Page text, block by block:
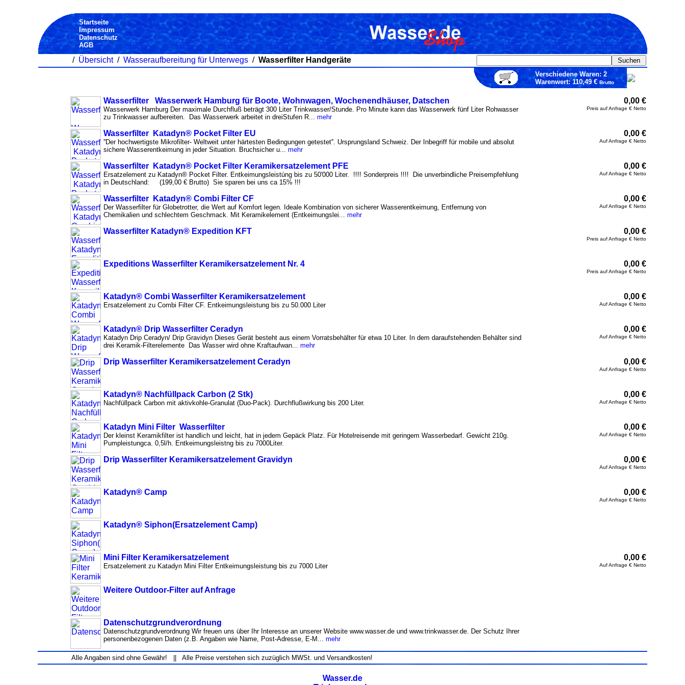
Startseite
Impressum
Datenschutz
AGB
/ Übersicht/ Wasseraufbereitung für Unterwegs/ Wasserfilter Handgeräte
Verschiedene Waren: 2
Warenwert: 110,49 €Brutto
Wasserfilter Wasserwerk Hamburg für Boote, Wohnwagen, Wochenendhäuser, Datschen
Wasserwerk Hamburg Der maximale Durchfluß beträgt 300 Liter Trinkwasser/Stunde. Pro Minute kann das Wasserwerk fünf Liter Rohwasser
zu Trinkwasser aufbereiten. Das Wasserwerk arbeitet in dreiStufen R... mehr
0,00 €
Preis auf Anfrage € Netto
Wasserfilter Katadyn® Pocket Filter EU
''Der hochwertigste Mikrofilter- Weltweit unter härtesten Bedingungen getestet''. Ursprungsland Schweiz. Der Inbegriff für mobile und absolut
sichere Wasserentkeimung in jeder Situation. Bruchsicher u... mehr
0,00 €
Auf Anfrage € Netto
Wasserfilter Katadyn® Pocket Filter Keramikersatzelement PFE
Ersatzelement zu Katadyn® Pocket Filter. Entkeimungsleistúng bis zu 50'000 Liter. !!!! Sonderpreis !!!! Die unverbindliche Preisempfehlung
in Deutschland: (199,00 € Brutto) Sie sparen bei uns ca 15% !!!
0,00 €
Auf Anfrage € Netto
Wasserfilter Katadyn® Combi Filter CF
Der Wasserfilter für Globetrotter, die Wert auf Komfort legen. Ideale Kombination von sicherer Wasserentkeimung, Entfernung von
Chemikalien und schlechtem Geschmack. Mit Keramikelement (Entkeimungslei... mehr
0,00 €
Auf Anfrage € Netto
Wasserfilter Katadyn® Expedition KFT 0,00 €
Preis auf Anfrage € Netto
Expeditions Wasserfilter Keramikersatzelement Nr. 4 0,00 €
Preis auf Anfrage € Netto
Katadyn® Combi Wasserfilter Keramikersatzelement
Ersatzelement zu Combi Filter CF. Entkeimungsleistung bis zu 50.000 Liter
0,00 €
Auf Anfrage € Netto
Katadyn® Drip Wasserfilter Ceradyn
Katadyn Drip Ceradyn/ Drip Gravidyn Dieses Gerät besteht aus einem Vorratsbehälter für etwa 10 Liter. In dem daraufstehenden Behälter sind
drei Keramik-Filterelemente Das Wasser wird ohne Kraftaufwan... mehr
0,00 €
Auf Anfrage € Netto
Drip Wasserfilter Keramikersatzelement Ceradyn 0,00 €
Auf Anfrage € Netto
Katadyn® Nachfüllpack Carbon (2 Stk)
Nachfüllpack Carbon mit aktivkohle-Granulat (Duo-Pack). Durchflußwirkung bis 200 Liter.
0,00 €
Auf Anfrage € Netto
Katadyn Mini Filter Wasserfilter
Der kleinst Keramikfilter ist handlich und leicht, hat in jedem Gepäck Platz. Für Hotelreisende mit geringem Wasserbedarf. Gewicht 210g.
Pumpleistungca. 0,5l/h. Entkeimungsleistng bis zu 7000Liter.
0,00 €
Auf Anfrage € Netto
Drip Wasserfilter Keramikersatzelement Gravidyn 0,00 €
Auf Anfrage € Netto
Katadyn® Camp 0,00 €
Auf Anfrage € Netto
Katadyn® Siphon(Ersatzelement Camp)
Mini Filter Keramikersatzelement
Ersatzelement zu Katadyn Mini Filter Entkeimungsleistung bis zu 7000 Liter
0,00 €
Auf Anfrage € Netto
Weitere Outdoor-Filter auf Anfrage
Datenschutzgrundverordnung
Datenschutzgrundverordnung Wir freuen uns über Ihr Interesse an unserer Website www.wasser.de und www.trinkwasser.de. Der Schutz Ihrer
personenbezogenen Daten (z.B. Angaben wie Name, Post-Adresse, E-M... mehr
Alle Angaben sind ohne Gewähr! || Alle Preise verstehen sich zuzüglich MWSt. und Versandkosten!
Wasser.de